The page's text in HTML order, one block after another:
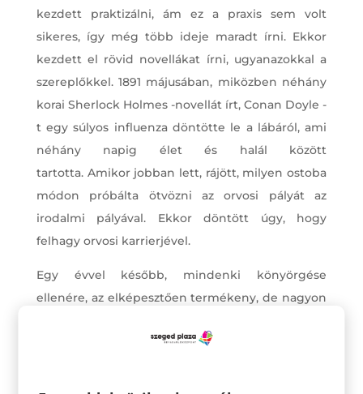
kezdett praktizálni, ám ez a praxis sem volt
sikeres, így még több ideje maradt írni. Ekkor
kezdett el rövid novellákat írni, ugyanazokkal a
szereplőkkel. 1891 májusában, miközben néhány
korai Sherlock Holmes -novellát írt, Conan Doyle -
t egy súlyos influenza döntötte le a lábáról, ami
néhány napig élet és halál között
tartotta. Amikor jobban lett, rájött, milyen ostoba
módon próbálta ötvözni az orvosi pályát az
irodalmi pályával. Ekkor döntött úgy, hogy
felhagy orvosi karrierjével.
Egy évvel később, mindenki könyörgése
ellenére, az elképesztően termékeny, de nagyon
Sherlock Holmes -tól. 1893 decemberében, hogy